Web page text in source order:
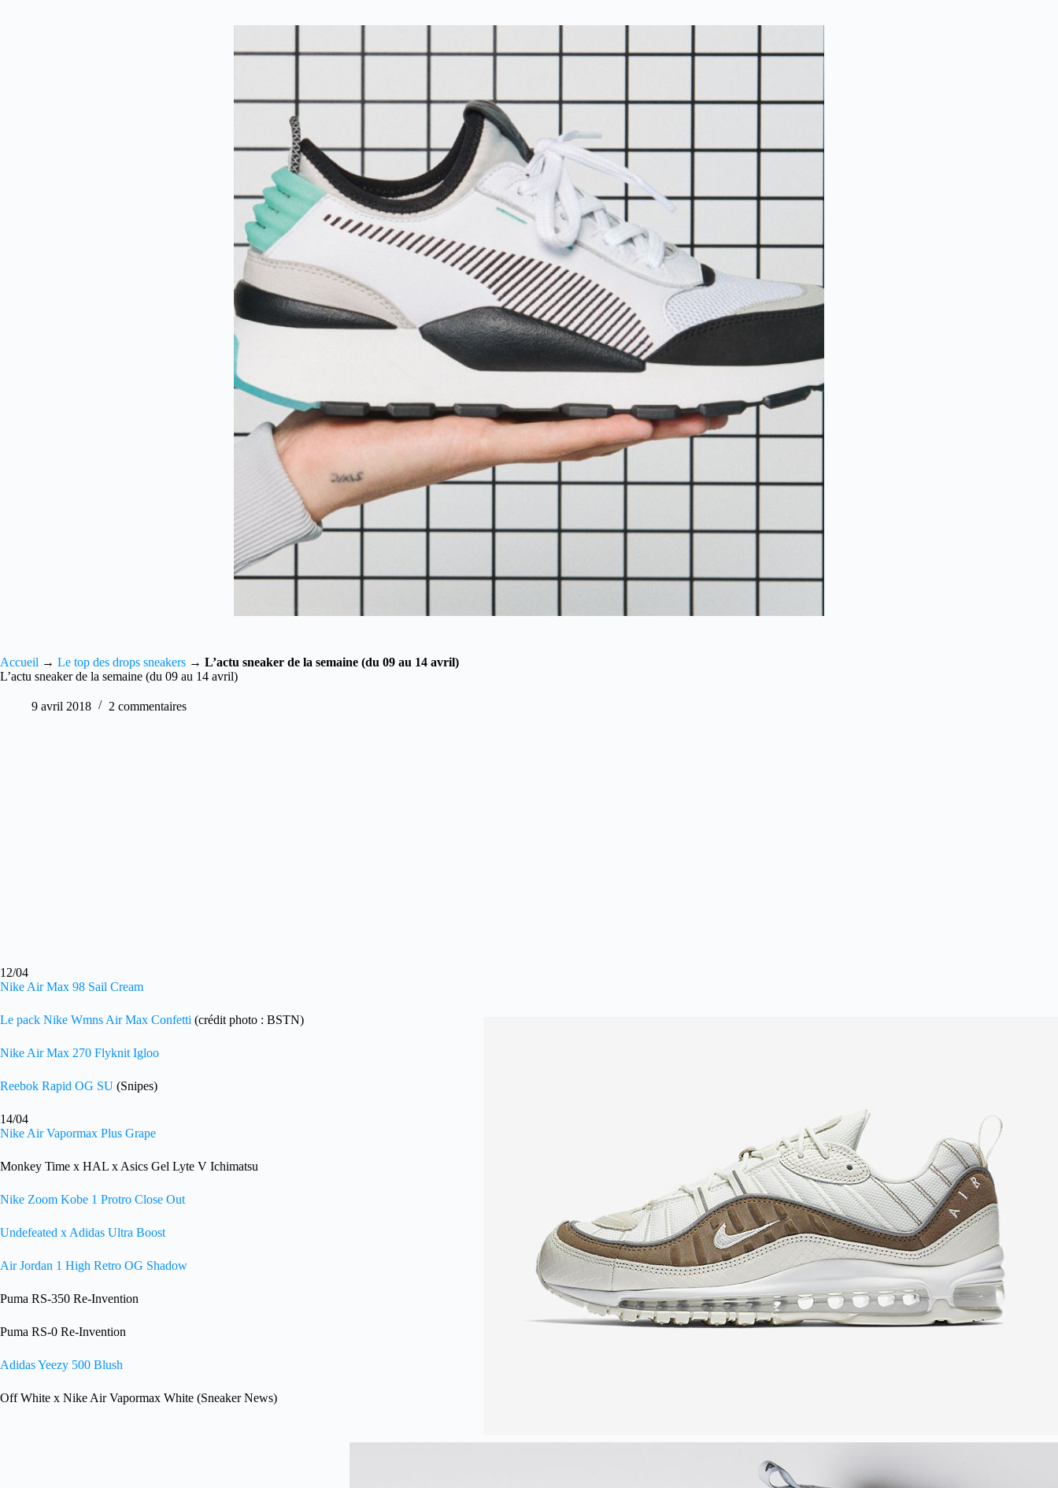
Accueil → Le top des drops sneakers → L’actu sneaker de la semaine (du 09 au 14 avril)
L’actu sneaker de la semaine (du 09 au 14 avril)
9 avril 2018 2 commentaires
12/04
Nike Air Max 98 Sail Cream
Le pack Nike Wmns Air Max Confetti (crédit photo : BSTN)
Nike Air Max 270 Flyknit Igloo
Reebok Rapid OG SU (Snipes)
14/04
Nike Air Vapormax Plus Grape
Monkey Time x HAL x Asics Gel Lyte V Ichimatsu
Nike Zoom Kobe 1 Protro Close Out
Undefeated x Adidas Ultra Boost
Air Jordan 1 High Retro OG Shadow
Puma RS-350 Re-Invention
Puma RS-0 Re-Invention
Adidas Yeezy 500 Blush
Off White x Nike Air Vapormax White (Sneaker News)